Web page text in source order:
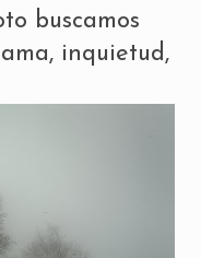
buscamos
inquietud,